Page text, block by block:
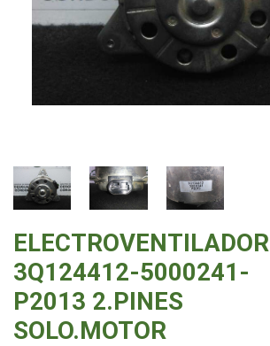
ELECTROVENTILADOR
3Q124412-5000241-
P2013 2.PINES
SOLO.MOTOR